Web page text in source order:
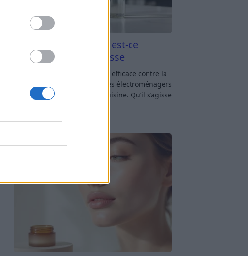
Vinaigre blanc et four est-ce
efficace contre la graisse
Vinaigre blanc et four : est-ce efficace contre la
graisse ? Le four fait partie des électroménagers
les plus sollicités dans une cuisine. Qu’il s’agisse